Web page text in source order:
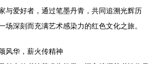
与爱好者，通过笔墨丹青，共同追溯光辉历
场深刻而充满艺术感染力的红色文化之旅。
风华，薪火传精神